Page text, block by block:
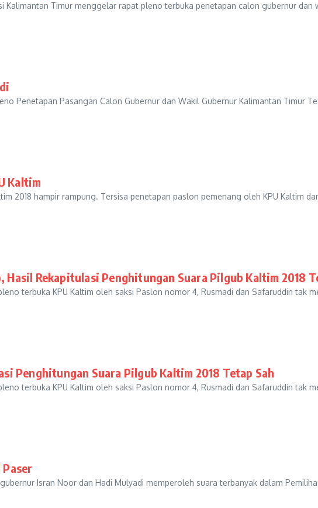
Kalimantan Timur menggelar rapat pleno terbuka penetapan calon gubernur
Penetapan Pasangan Calon Gubernur dan Wakil Gubernur Kalimantan Timur
Kaltim
2018 hampir rampung. Tersisa penetapan paslon pemenang oleh KPU Kaltim
Hasil Rekapitulasi Penghitungan Suara Pilgub Kaltim 2018
terbuka KPU Kaltim oleh saksi Paslon nomor 4, Rusmadi dan Safaruddin tak
Penghitungan Suara Pilgub Kaltim 2018 Tetap Sah
terbuka KPU Kaltim oleh saksi Paslon nomor 4, Rusmadi dan Safaruddin tak
Isran Noor dan Hadi Mulyadi memperoleh suara terbanyak dalam